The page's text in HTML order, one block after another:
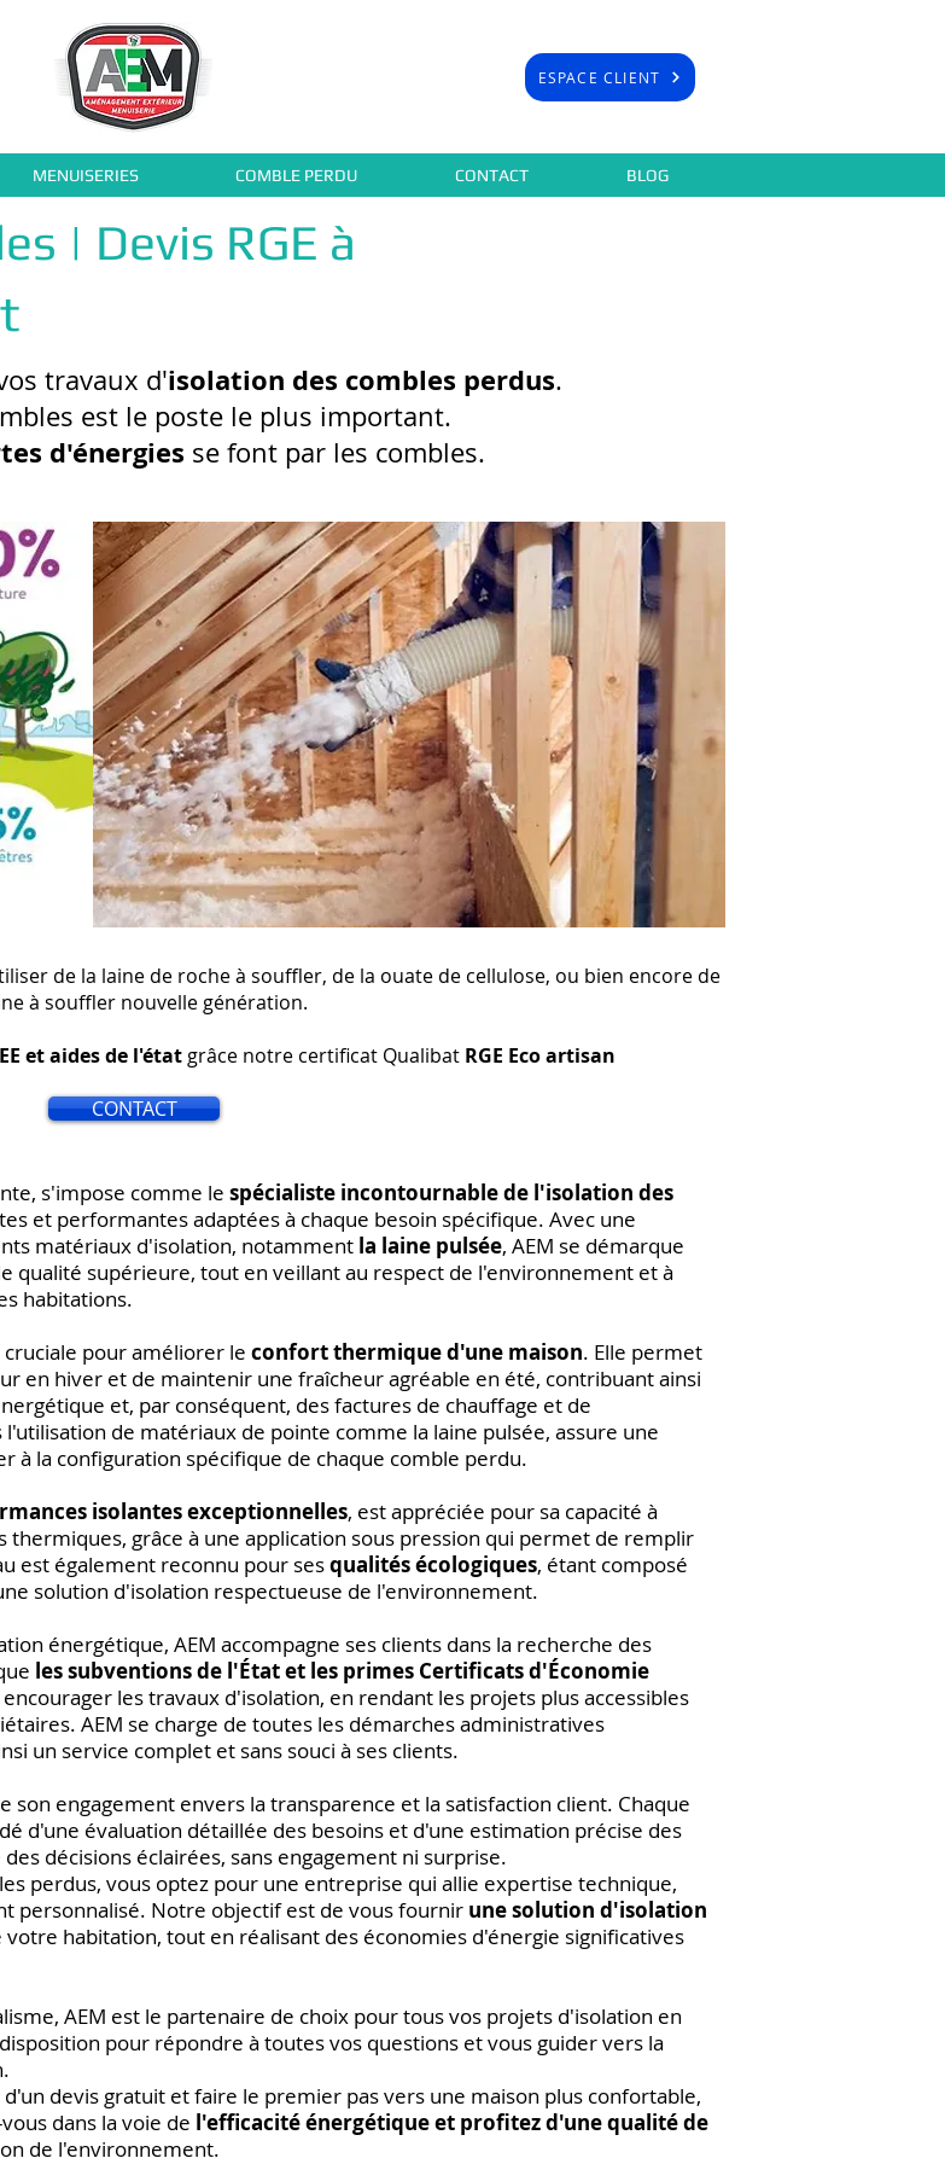
ESPACE CLIENT
MENUISERIES COMBLE PERDU CONTACT BLOG
| Devis RGE à
travaux d'isolation des combles perdus.
est le poste le plus important.
d'énergies se font par les combles.
de la laine de roche à souffler, de la ouate de cellulose, ou bien encore de
à souffler nouvelle génération.
et aides de l'état grâce notre certificat Qualibat RGE Eco artisan
CONTACT
s'impose comme le spécialiste incontournable de l'isolation des
et performantes adaptées à chaque besoin spécifique. Avec une
matériaux d'isolation, notamment la laine pulsée, AEM se démarque
qualité supérieure, tout en veillant au respect de l'environnement et à
habitations.
pour améliorer le confort thermique d'une maison. Elle permet
en hiver et de maintenir une fraîcheur agréable en été, contribuant ainsi
et, par conséquent, des factures de chauffage et de
de matériaux de pointe comme la laine pulsée, assure une
à la configuration spécifique de chaque comble perdu.
isolantes exceptionnelles, est appréciée pour sa capacité à
grâce à une application sous pression qui permet de remplir
est également reconnu pour sesqualités écologiques, étant composé
solution d'isolation respectueuse de l'environnement.
énergétique, AEM accompagne ses clients dans la recherche des
les subventions de l'État et les primes Certificats d'Économie
les travaux d'isolation, en rendant les projets plus accessibles
AEM se charge de toutes les démarches administratives
un service complet et sans souci à ses clients.
son engagement envers la transparence et la satisfaction client. Chaque
d'une évaluation détaillée des besoins et d'une estimation précise des
décisions éclairées, sans engagement ni surprise.
perdus, vous optez pour une entreprise qui allie expertise technique,
personnalisé. Notre objectif est de vous fournir une solution d'isolation
habitation, tout en réalisant des économies d'énergie significatives
AEM est le partenaire de choix pour tous vos projets d'isolation en
pour répondre à toutes vos questions et vous guider vers la
devis gratuit et faire le premier pas vers une maison plus confortable,
dans la voie de l'efficacité énergétique et profitez d'une qualité de
de l'environnement.